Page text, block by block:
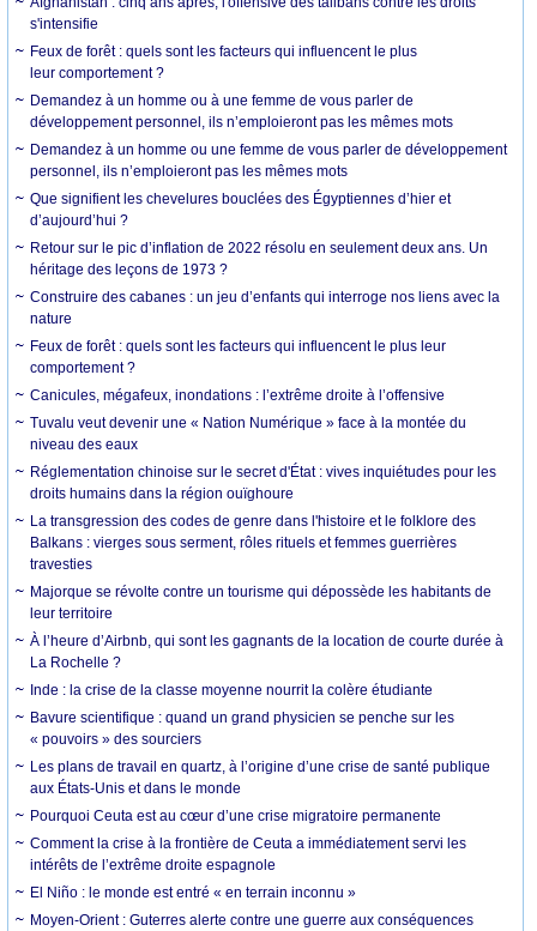
s'intensifie
Feux de forêt : quels sont les facteurs qui influencent le plus
leur comportement ?
Demandez à un homme ou à une femme de vous parler de
développement personnel, ils n’emploieront pas les mêmes mots
Demandez à un homme ou une femme de vous parler de développement
personnel, ils n’emploieront pas les mêmes mots
Que signifient les chevelures bouclées des Égyptiennes d’hier et
d’aujourd’hui ?
Retour sur le pic d’inflation de 2022 résolu en seulement deux ans. Un
héritage des leçons de 1973 ?
Construire des cabanes : un jeu d’enfants qui interroge nos liens avec la
nature
Feux de forêt : quels sont les facteurs qui influencent le plus leur
comportement ?
Canicules, mégafeux, inondations : l’extrême droite à l’offensive
Tuvalu veut devenir une « Nation Numérique » face à la montée du
niveau des eaux
Réglementation chinoise sur le secret d'État : vives inquiétudes pour les
droits humains dans la région ouïghoure
La transgression des codes de genre dans l'histoire et le folklore des
Balkans : vierges sous serment, rôles rituels et femmes guerrières
travesties
Majorque se révolte contre un tourisme qui dépossède les habitants de
leur territoire
À l’heure d’Airbnb, qui sont les gagnants de la location de courte durée à
La Rochelle ?
Inde : la crise de la classe moyenne nourrit la colère étudiante
Bavure scientifique : quand un grand physicien se penche sur les
« pouvoirs » des sourciers
Les plans de travail en quartz, à l’origine d’une crise de santé publique
aux États-Unis et dans le monde
Pourquoi Ceuta est au cœur d’une crise migratoire permanente
Comment la crise à la frontière de Ceuta a immédiatement servi les
intérêts de l’extrême droite espagnole
El Niño : le monde est entré « en terrain inconnu »
Moyen-Orient : Guterres alerte contre une guerre aux conséquences